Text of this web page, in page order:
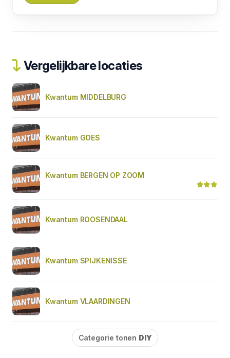
Vergelijkbare locaties
Kwantum MIDDELBURG
Kwantum GOES
Kwantum BERGEN OP ZOOM
Kwantum ROOSENDAAL
Kwantum SPIJKENISSE
Kwantum VLAARDINGEN
Categorie tonen DIY